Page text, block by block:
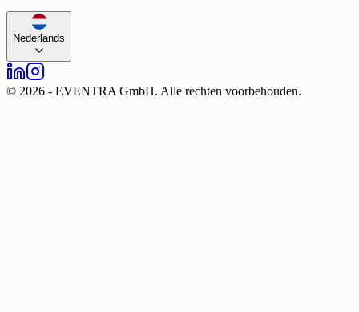
Nederlands
© 2026 - EVENTRA GmbH. Alle rechten voorbehouden.